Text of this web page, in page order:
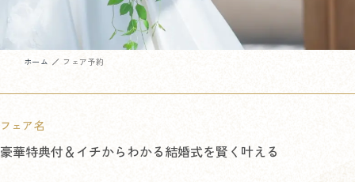
ホーム フェア予約
フェア名
豪華特典付＆イチからわかる結婚式を賢く叶える